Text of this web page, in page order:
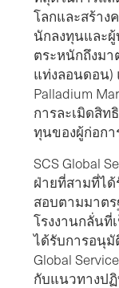
โลกและสร้าง
นักลงทุนและ
ตระหนักถึงมา
แท่งลอนดอน)
Palladium
การละเมิดสิท
ทุนของผู้ก่อกา
SCS Global
ฝ่ายที่สามที่ไ
สอบตามมาตร
โรงงานกลั่นที่
ได้รับการอนุมั
Global
กับแนวทางป